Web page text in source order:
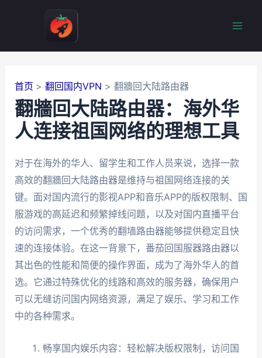
首页 翻回国内VPN 翻牆回大陆路由器
翻牆回大陆路由器：海外华
人连接祖国网络的理想工具
对于在海外的华人、留学生和工作人员来说，选择一款
高效的翻牆回大陆路由器是维持与祖国网络连接的关
键。面对国内流行的影视APP和音乐APP的版权限制、国
服游戏的高延迟和频繁掉线问题，以及对国内直播平台
的访问需求，一个优秀的翻墙路由器能够提供稳定且快
速的连接体验。在这一背景下，番茄回国服器路由器以
其出色的性能和简便的操作界面，成为了海外华人的首
选。它通过特殊优化的线路和高效的服务器，确保用户
可以无缝访问国内网络资源，满足了娱乐、学习和工作
中的各种需求。
畅享国内娱乐内容：轻松解决版权限制，访问国